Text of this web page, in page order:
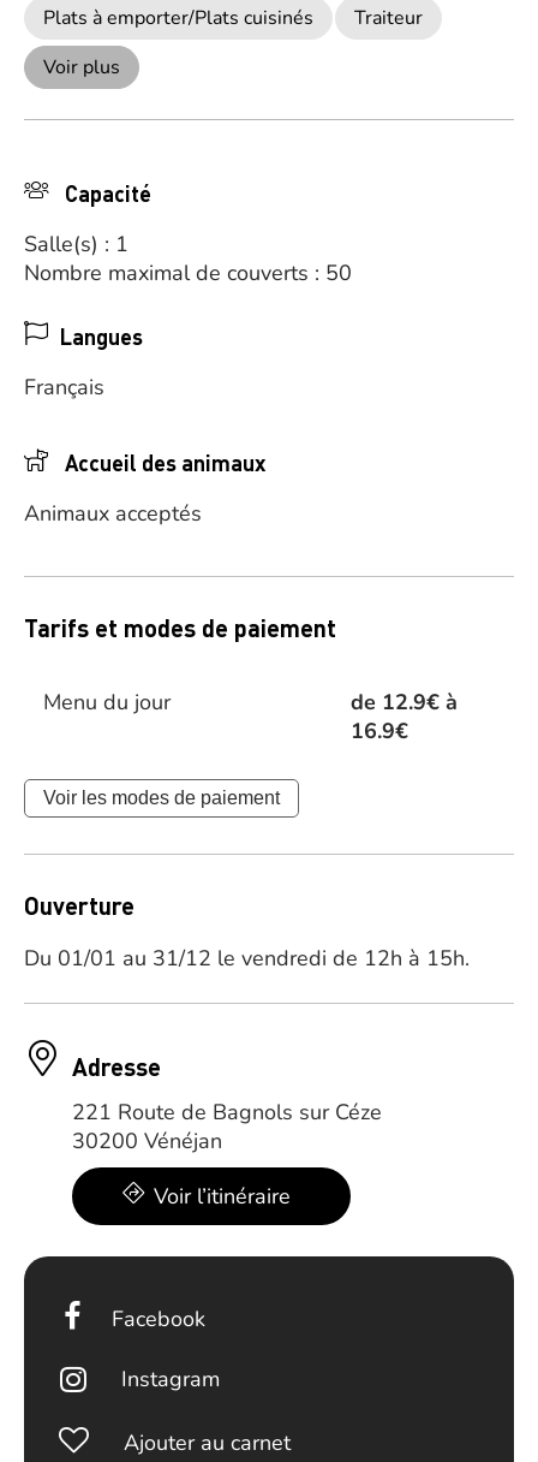
Plats à emporter/Plats cuisinés
Traiteur
Voir plus
Capacité
Salle(s) : 1
Nombre maximal de couverts : 50
Langues
Français
Accueil des animaux
Animaux acceptés
Tarifs et modes de paiement
Menu du jour
de 12.9€ à
16.9€
Voir les modes de paiement
Ouverture
Du 01/01 au 31/12 le vendredi de 12h à 15h.
Adresse
221 Route de Bagnols sur Céze
30200 Vénéjan
Voir l’itinéraire
Facebook
Instagram
Ajouter au carnet